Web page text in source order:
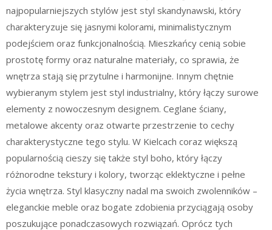
najpopularniejszych stylów jest styl skandynawski, który
charakteryzuje się jasnymi kolorami, minimalistycznym
podejściem oraz funkcjonalnością. Mieszkańcy cenią sobie
prostotę formy oraz naturalne materiały, co sprawia, że
wnętrza stają się przytulne i harmonijne. Innym chętnie
wybieranym stylem jest styl industrialny, który łączy surowe
elementy z nowoczesnym designem. Ceglane ściany,
metalowe akcenty oraz otwarte przestrzenie to cechy
charakterystyczne tego stylu. W Kielcach coraz większą
popularnością cieszy się także styl boho, który łączy
różnorodne tekstury i kolory, tworząc eklektyczne i pełne
życia wnętrza. Styl klasyczny nadal ma swoich zwolenników –
eleganckie meble oraz bogate zdobienia przyciągają osoby
poszukujące ponadczasowych rozwiązań. Oprócz tych